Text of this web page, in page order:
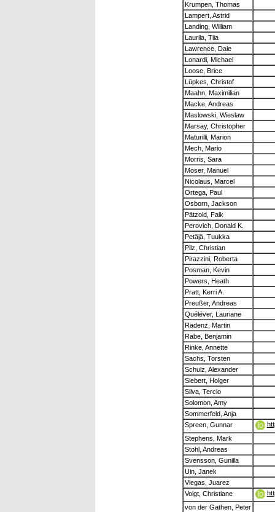
Krumpen, Thomas
Lampert, Astrid
Landing, William
Laurila, Tiia
Lawrence, Dale
Lonardi, Michael
Loose, Brice
Lüpkes, Christof
Maahn, Maximilian
Macke, Andreas
Maslowski, Wieslaw
Marsay, Christopher
Maturilli, Marion
Mech, Mario
Morris, Sara
Moser, Manuel
Nicolaus, Marcel
Ortega, Paul
Osborn, Jackson
Pätzold, Falk
Perovich, Donald K.
Petäjä, Tuukka
Pilz, Christian
Pirazzini, Roberta
Posman, Kevin
Powers, Heath
Pratt, Kerri A.
Preußer, Andreas
Quéléver, Lauriane
Radenz, Martin
Rabe, Benjamin
Rinke, Annette
Sachs, Torsten
Schulz, Alexander
Siebert, Holger
Silva, Tercio
Solomon, Amy
Sommerfeld, Anja
Spreen, Gunnar
Stephens, Mark
Stohl, Andreas
Svensson, Gunilla
Uin, Janek
Viegas, Juarez
Voigt, Christiane
von der Gathen, Peter